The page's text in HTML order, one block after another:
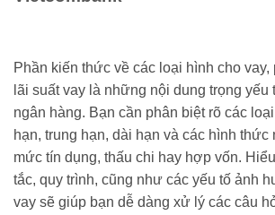
Phần kiến thức về các loại hình cho
lãi suất vay là những nội dung trọng yếu
ngân hàng. Bạn cần phân biệt rõ các
hạn, trung hạn, dài hạn và các hình
mức tín dụng, thấu chi hay hợp vốn.
tắc, quy trình, cũng như các yếu tố ảnh
vay sẽ giúp bạn dễ dàng xử lý các câu